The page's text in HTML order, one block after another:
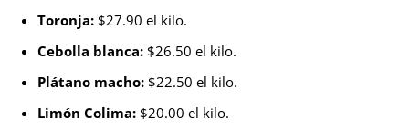
Toronja: $27.90 el kilo.
Cebolla blanca: $26.50 el kilo.
Plátano macho: $22.50 el kilo.
Limón Colima: $20.00 el kilo.